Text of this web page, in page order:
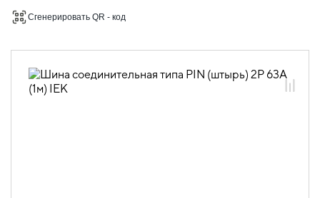
04.10.03 Шины соединительные
PIN
04.10.03.01.01 Шины соединительные
PIN (штырь) 63А
Сгенерировать QR - код